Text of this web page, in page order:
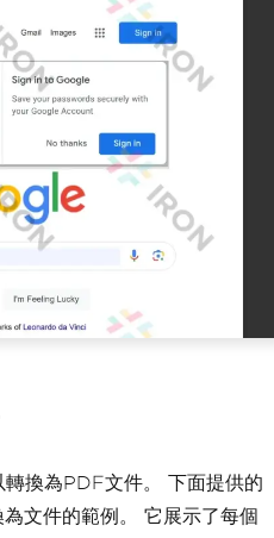
換為PDF文件。 下面提供的
文件的範例。 它展示了每個